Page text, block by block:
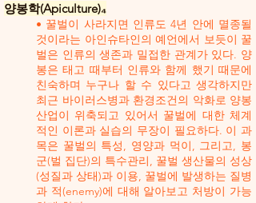
양봉학(Apiculture)₄
• 꿀벌이 사라지면 인류도 4년 안에 멸종될
것이라는 아인슈타인의 예언에서 보듯이 꿀
벌은 인류의 생존과 밀접한 관계가 있다. 양
봉은 태고 때부터 인류와 함께 했기 때문에
친숙하며 누구나 할 수 있다고 생각하지만
최근 바이러스병과 환경조건의 악화로 양봉
산업이 위축되고 있어서 꿀벌에 대한 체계
적인 이론과 실습의 무장이 필요하다. 이 과
목은 꿀벌의 특성, 영양과 먹이, 그리고, 봉
군(벌 집단)의 특수관리, 꿀벌 생산물의 성상
(성질과 상태)과 이용, 꿀벌에 발생하는 질병
과 적(enemy)에 대해 알아보고 처방이 가능